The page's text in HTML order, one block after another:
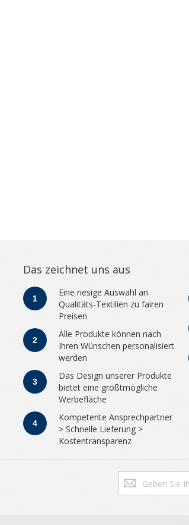
Das zeichnet uns aus
1
Eine riesige Auswahl an
Qualitäts-Textilien zu fairen
Preisen
2
Alle Produkte können nach
Ihren Wünschen personalisiert
werden
3
Das Design unserer Produkte
bietet eine größtmögliche
Werbefläche
4
Kompetente Ansprechpartner
> Schnelle Lieferung >
Kostentransparenz
Melden
Sie